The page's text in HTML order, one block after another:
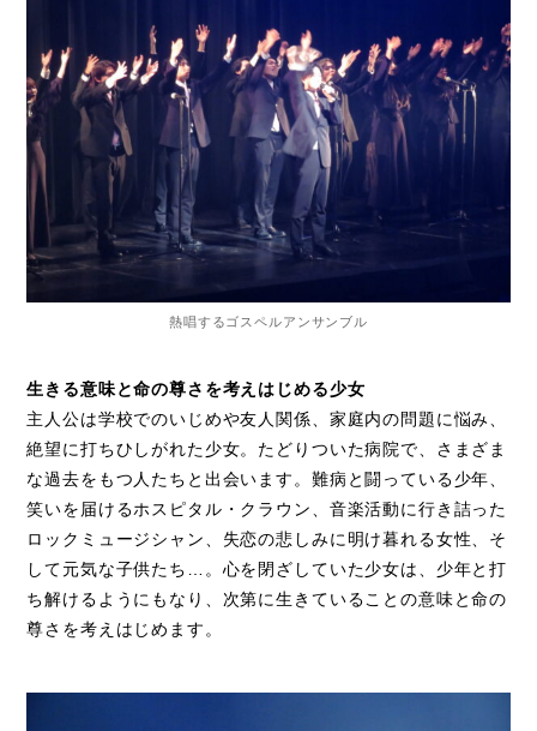
熱唱するゴスペルアンサンブル
生きる意味と命の尊さを考えはじめる少女
主人公は学校でのいじめや友人関係、家庭内の問題に悩み、
絶望に打ちひしがれた少女。たどりついた病院で、さまざま
な過去をもつ人たちと出会います。難病と闘っている少年、
笑いを届けるホスピタル・クラウン、音楽活動に行き詰った
ロックミュージシャン、失恋の悲しみに明け暮れる女性、そ
して元気な子供たち…。心を閉ざしていた少女は、少年と打
ち解けるようにもなり、次第に生きていることの意味と命の
尊さを考えはじめます。